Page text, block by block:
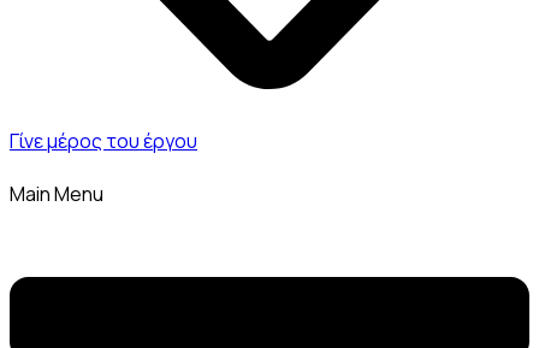
Γίνε μέρος του έργου
Main Menu